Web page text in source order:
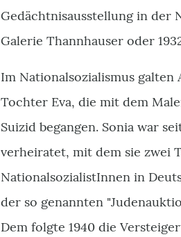
Gedächtnisausstellung in der
Galerie Thannhauser oder
Im Nationalsozialismus
Tochter Eva, die mit dem
Suizid begangen. Sonia war
verheiratet, mit dem sie zwei
NationalsozialistInnen in
der so genannten
Dem folgte 1940 die